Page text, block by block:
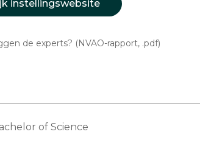
instellingswebsite
de experts? (NVAO-rapport, .pdf)
of Science